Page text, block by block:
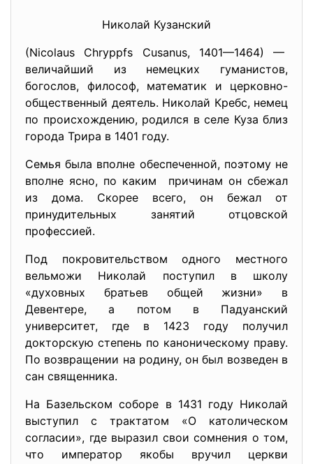
Николай Кузанский
(Nicolaus Chryppfs Cusanus, 1401—1464) —
величайший из немецких гуманистов,
богослов, философ, математик и церковно-
общественный деятель. Николай Кребс, немец
по происхождению, родился в селе Куза близ
города Трира в 1401 году.
Семья была вполне обеспеченной, поэтому не
вполне ясно, по каким причинам он сбежал
из дома. Скорее всего, он бежал от
принудительных занятий отцовской
профессией.
Под покровительством одного местного
вельможи Николай поступил в школу
«духовных братьев общей жизни» в
Девентере, а потом в Падуанский
университет, где в 1423 году получил
докторскую степень по каноническому праву.
По возвращении на родину, он был возведен в
сан священника.
На Базельском соборе в 1431 году Николай
выступил с трактатом «О католическом
согласии», где выразил свои сомнения о том,
что император якобы вручил церкви